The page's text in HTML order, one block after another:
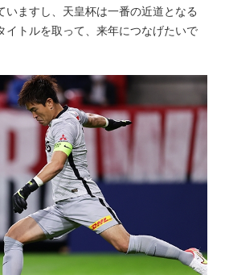
いますし、天皇杯は一番の近道となる
イトルを取って、来年につなげたいで